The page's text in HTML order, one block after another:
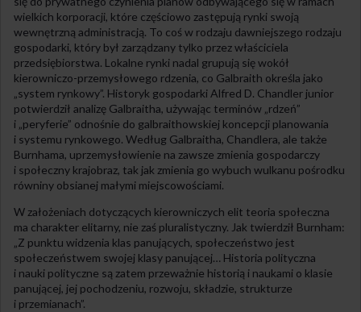
wielkich korporacji, które częściowo zastępują rynki swoją
wewnętrzną administracją. To coś w rodzaju dawniejszego rodzaju
gospodarki, który był zarządzany tylko przez właściciela
przedsiębiorstwa. Lokalne rynki nadal grupują się wokół
kierowniczo-przemysłowego rdzenia, co Galbraith określa jako
„system rynkowy”. Historyk gospodarki Alfred D. Chandler junior
potwierdził analizę Galbraitha, używając terminów „rdzeń”
i „peryferie” odnośnie do galbraithowskiej koncepcji planowania
i systemu rynkowego. Według Galbraitha, Chandlera, ale także
Burnhama, uprzemysłowienie na zawsze zmienia gospodarczy
i społeczny krajobraz, tak jak zmienia go wybuch wulkanu pośrodku
równiny obsianej małymi miejscowościami.
W założeniach dotyczących kierowniczych elit teoria społeczna
ma charakter elitarny, nie zaś pluralistyczny. Jak twierdził Burnham:
„Z punktu widzenia klas panujących, społeczeństwo jest
społeczeństwem swojej klasy panującej… Historia polityczna
i nauki polityczne są zatem przeważnie historią i naukami o klasie
panującej, jej pochodzeniu, rozwoju, składzie, strukturze
i przemianach”.